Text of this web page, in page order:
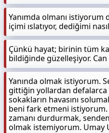
Yanımda olmanı
içimi ıslatıyor, dediğimi
Çünkü hayat; birinin tüm
bildiğinde güzelleşiyor. Can
Yanında olmak istiyorum.
gittiğin yollardan defalarca
sokakların havasını
beni fark etmeni
zamanı durdurmak,
olmak istemiyorum. Umay